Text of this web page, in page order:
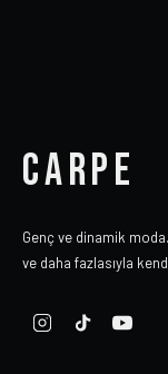
CARPE
Genç ve dinamik
ve daha fazlasıyla